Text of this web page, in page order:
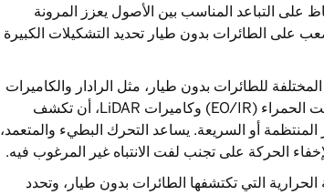
على التباعد المناسب بين الأصول يعزز المرونة
على الطائرات بدون طيار تحديد التشكيلات الكبيرة
للطائرات بدون طيار، مثل الرادار والكاميرات
الكهروضوئية والأشعة تحت الحمراء (EO/IR) وكاميرات LiDAR، أن تكشف
أو السريعة. يساعد التحرك البطيء والمتعمد،
الحركة على تجنب لفت الانتباه غير المرغوب فيه.
الحرارية التي تكتشفها الطائرات بدون طيار، وتحدد